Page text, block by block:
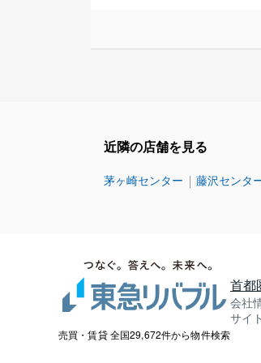
近隣の店舗を見る
茅ヶ崎センター 藤沢センタ
売買・賃貸 全国29,672件から物件検索
首都
会社
サイ